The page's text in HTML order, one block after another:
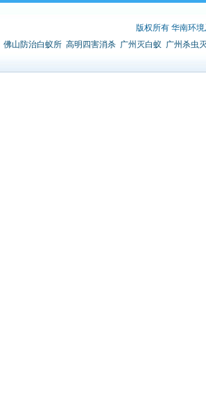
版权所有 华南环
佛山防治白蚁所 高明四害消杀 广州灭白蚁 广州杀虫